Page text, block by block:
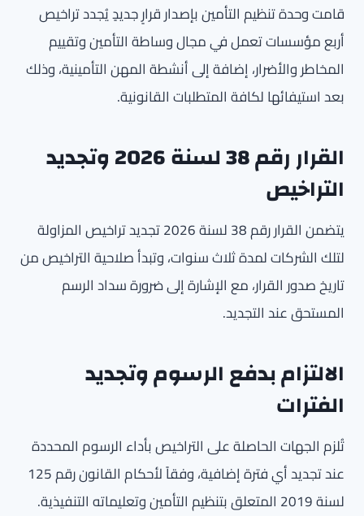
قامت وحدة تنظيم التأمين بإصدار قرارٍ جديدٍ يُجدد تراخيص
أربع مؤسسات تعمل في مجال وساطة التأمين وتقييم
المخاطر والأضرار، إضافة إلى أنشطة المهن التأمينية، وذلك
بعد استيفائها لكافة المتطلبات القانونية.
القرار رقم 38 لسنة 2026 وتجديد
التراخيص
يتضمن القرار رقم 38 لسنة 2026 تجديد تراخيص المزاولة
لتلك الشركات لمدة ثلاث سنوات، وتبدأ صلاحية التراخيص من
تاريخ صدور القرار، مع الإشارة إلى ضرورة سداد الرسم
المستحق عند التجديد.
الالتزام بدفع الرسوم وتجديد
الفترات
تُلزم الجهات الحاصلة على التراخيص بأداء الرسوم المحددة
عند تجديد أي فترة إضافية، وفقاً لأحكام القانون رقم 125
لسنة 2019 المتعلق بتنظيم التأمين وتعليماته التنفيذية.